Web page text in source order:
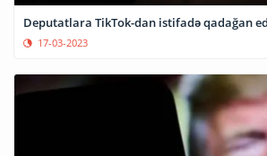
Deputatlara TikTok-dan istifadə qadağan
17-03-2023